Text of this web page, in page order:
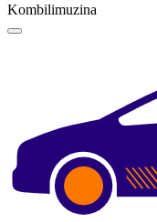
Kombilimuzina